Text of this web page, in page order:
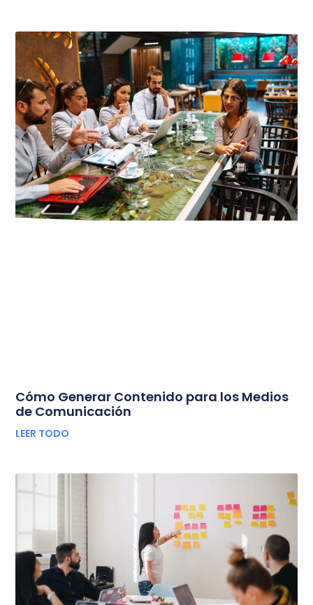
Cómo Generar Contenido para los Medios
de Comunicación
LEER TODO